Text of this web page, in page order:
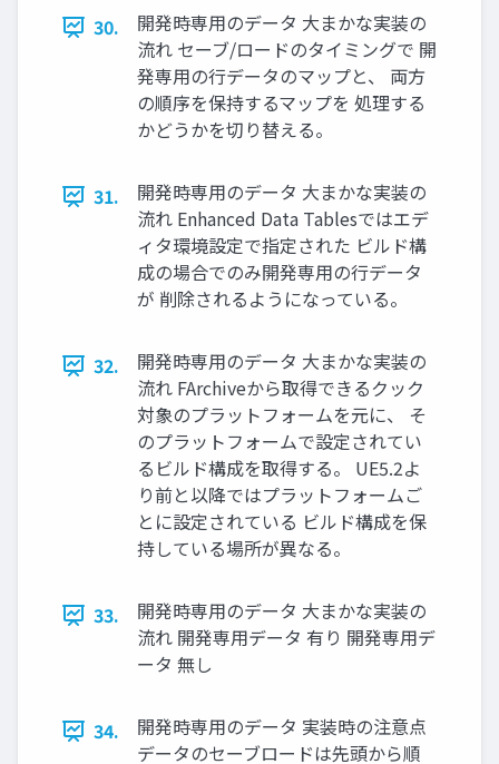
30.
開発時専用のデータ 大まかな実装の
流れ セーブ/ロードのタイミングで 開
発専用の行データのマップと、 両方
の順序を保持するマップを 処理する
かどうかを切り替える。
31.
開発時専用のデータ 大まかな実装の
流れ Enhanced Data Tablesではエデ
ィタ環境設定で指定された ビルド構
成の場合でのみ開発専用の行データ
が 削除されるようになっている。
32.
開発時専用のデータ 大まかな実装の
流れ FArchiveから取得できるクック
対象のプラットフォームを元に、 そ
のプラットフォームで設定されてい
るビルド構成を取得する。 UE5.2よ
り前と以降ではプラットフォームご
とに設定されている ビルド構成を保
持している場所が異なる。
33.
開発時専用のデータ 大まかな実装の
流れ 開発専用データ 有り 開発専用デ
ータ 無し
34.
開発時専用のデータ 実装時の注意点
データのセーブロードは先頭から順